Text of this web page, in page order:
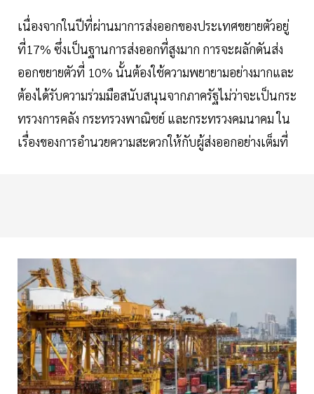
เนื่องจากในปีที่ผ่านมาการส่งออกของประเทศขยายตัวอยู่
ที่17% ซึ่งเป็นฐานการส่งออกที่สูงมาก การจะผลักดันส่ง
ออกขยายตัวที่ 10% นั้นต้องใช้ความพยายามอย่างมากและ
ต้องได้รับความร่วมมือสนับสนุนจากภาครัฐไม่ว่าจะเป็นกระ
ทรวงการคลัง กระทรวงพาณิชย์ และกระทรวงคมนาคม ใน
เรื่องของการอำนวยความสะดวกให้กับผู้ส่งออกอย่างเต็มที่